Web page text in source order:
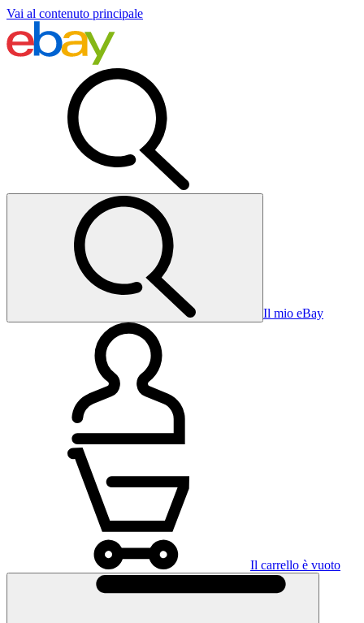
Vai al contenuto principale
Il mio eBay
Il carrello è vuoto